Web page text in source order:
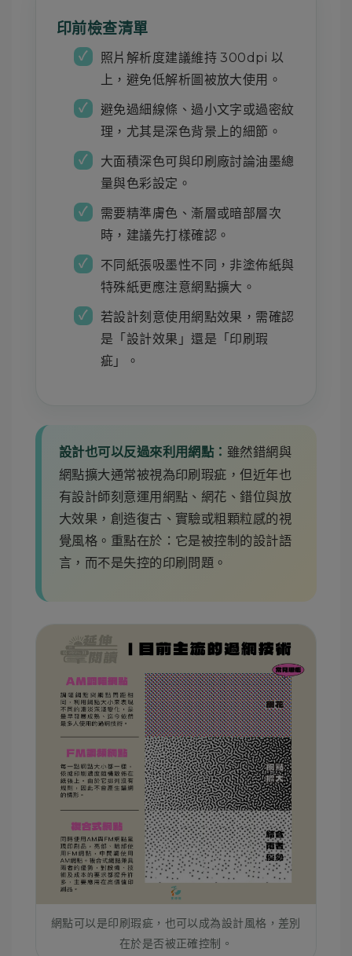
印前檢查清單
照片解析度建議維持 300dpi 以
上，避免低解析圖被放大使用。
避免過細線條、過小文字或過密紋
理，尤其是深色背景上的細節。
大面積深色可與印刷廠討論油墨總
量與色彩設定。
需要精準膚色、漸層或暗部層次
時，建議先打樣確認。
不同紙張吸墨性不同，非塗佈紙與
特殊紙更應注意網點擴大。
若設計刻意使用網點效果，需確認
是「設計效果」還是「印刷瑕
疵」。
設計也可以反過來利用網點： 雖然錯網與
網點擴大通常被視為印刷瑕疵，但近年也
有設計師刻意運用網點、網花、錯位與放
大效果，創造復古、實驗或粗顆粒感的視
覺風格。重點在於：它是被控制的設計語
言，而不是失控的印刷問題。
網點可以是印刷瑕疵，也可以成為設計風格，差別
在於是否被正確控制。